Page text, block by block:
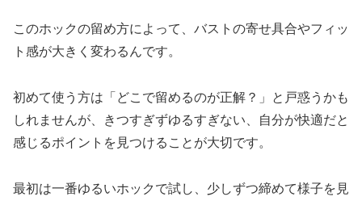
このホックの留め方によって、バストの寄せ具合やフィッ
ト感が大きく変わるんです。
初めて使う方は「どこで留めるのが正解？」と戸惑うかも
しれませんが、きつすぎずゆるすぎない、自分が快適だと
感じるポイントを見つけることが大切です。
最初は一番ゆるいホックで試し、少しずつ締めて様子を見